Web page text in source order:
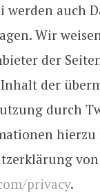
werden auch
Wir
der
der
durch
hierzu
privacy.